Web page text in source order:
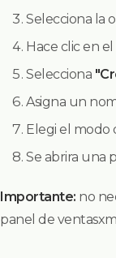
Selecciona la
Hace clic en
Selecciona
Asigna un
Elegi el modo
Se abrira una
Importante: no
panel de